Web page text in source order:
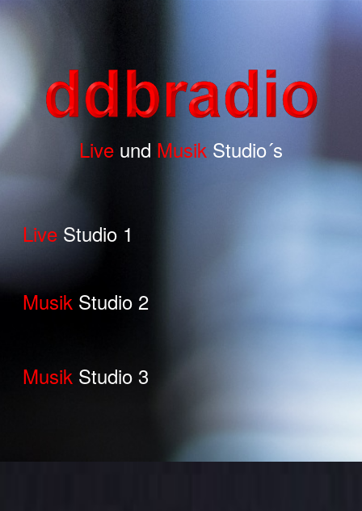
Live und Musik Studio´s
Live Studio 1
Musik Studio 2
Musik Studio 3